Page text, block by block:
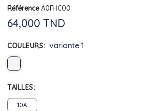
Référence A0FHC00
64,000 TND
COULEURS variante 1
TAILLES
10A